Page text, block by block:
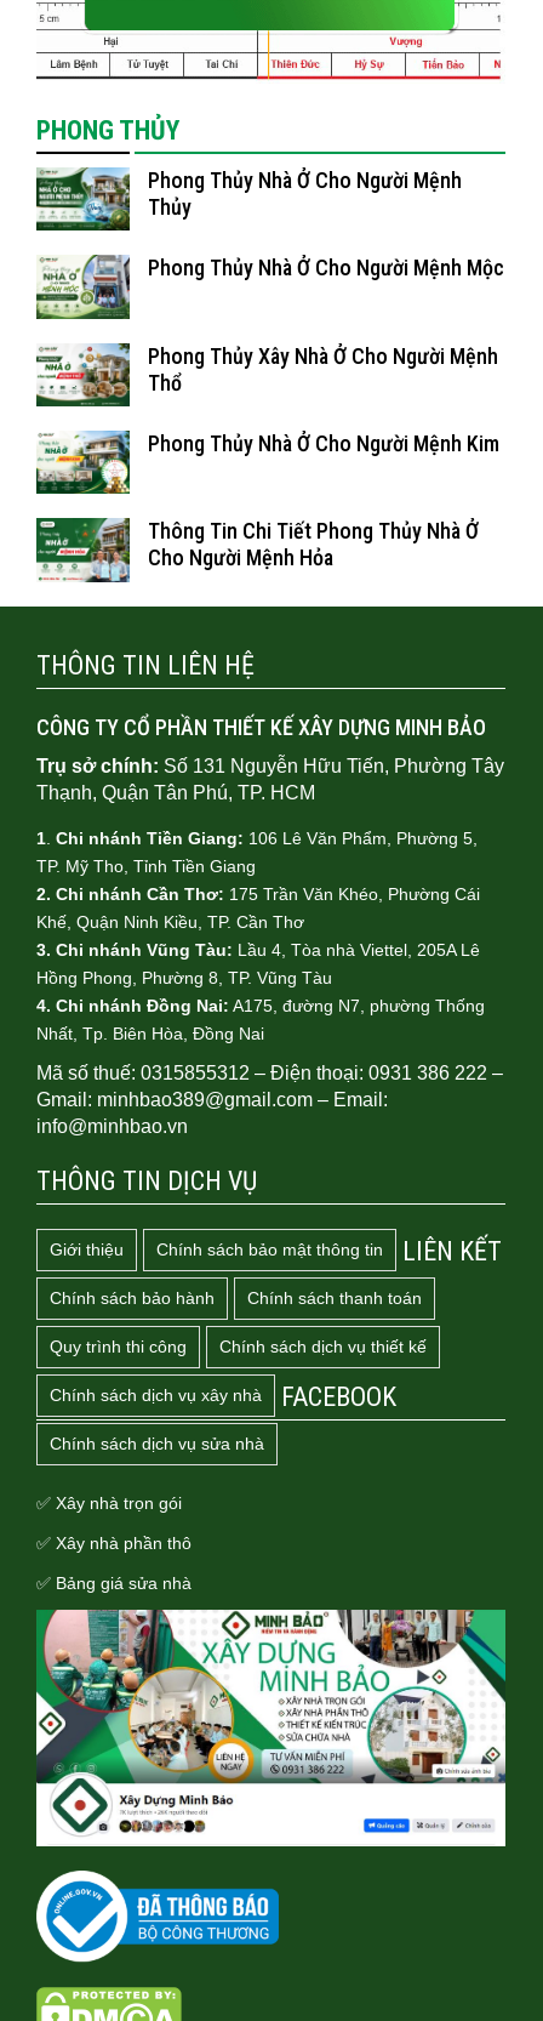
PHONG THỦY
Phong Thủy Nhà Ở Cho Người Mệnh
Thủy
Phong Thủy Nhà Ở Cho Người Mệnh Mộc
Phong Thủy Xây Nhà Ở Cho Người Mệnh
Thổ
Phong Thủy Nhà Ở Cho Người Mệnh Kim
Thông Tin Chi Tiết Phong Thủy Nhà Ở
Cho Người Mệnh Hỏa
THÔNG TIN LIÊN HỆ
CÔNG TY CỔ PHẦN THIẾT KẾ XÂY DỰNG MINH BẢO
Trụ sở chính: Số 131 Nguyễn Hữu Tiến, Phường Tây
Thạnh, Quận Tân Phú, TP. HCM
1 Chi nhánh Tiền Giang: 106 Lê Văn Phẩm, Phường 5,
TP. Mỹ Tho, Tỉnh Tiền Giang
2. Chi nhánh Cần Thơ: 175 Trần Văn Khéo, Phường Cái
Khế, Quận Ninh Kiều, TP. Cần Thơ
3. Chi nhánh Vũng Tàu: Lầu 4, Tòa nhà Viettel, 205A Lê
Hồng Phong, Phường 8, TP. Vũng Tàu
4. Chi nhánh Đồng Nai: A175, đường N7, phường Thống
Nhất, Tp. Biên Hòa, Đồng Nai
Mã số thuế: 0315855312 – Điện thoại: 0931 386 222 –
Gmail: minhbao389@gmail.com – Email:
info@minhbao.vn
THÔNG TIN DỊCH VỤ
Giới thiệu Chính sách bảo mật thông tin
Chính sách bảo hành Chính sách thanh toán
Quy trình thi công Chính sách dịch vụ thiết kế
Chính sách dịch vụ xây nhà
Chính sách dịch vụ sửa nhà
✅ Xây nhà trọn gói
✅ Xây nhà phần thô
✅ Bảng giá sửa nhà
LIÊN KẾT
FACEBOOK